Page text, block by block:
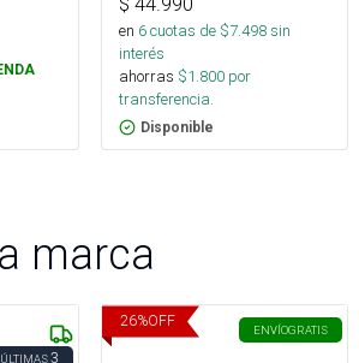
$ 44.990
en 6cuotas de $7.498sin
interés
ahorras $1.800 por
transferencia.
Disponible
marca
ÚLTIMAS3
26%OFF
ENVÍOGRATIS